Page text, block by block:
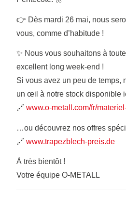
👉 Dès mardi 26 mai, nous
vous, comme d’habitude !
✨ Nous vous souhaitons à
excellent long week-end !
Si vous avez un peu de temps,
un œil à notre stock disponible
🔗 www.o-metall.com/fr/
…ou découvrez nos offres
🔗 www.trapezblech-preis.de
À très bientôt !
Votre équipe O-METALL